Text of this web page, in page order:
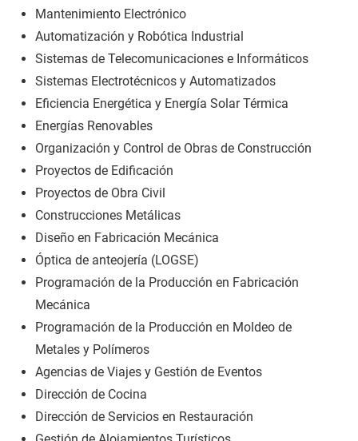
Mantenimiento Electrónico
Automatización y Robótica Industrial
Sistemas de Telecomunicaciones e Informáticos
Sistemas Electrotécnicos y Automatizados
Eficiencia Energética y Energía Solar Térmica
Energías Renovables
Organización y Control de Obras de Construcción
Proyectos de Edificación
Proyectos de Obra Civil
Construcciones Metálicas
Diseño en Fabricación Mecánica
Óptica de anteojería (LOGSE)
Programación de la Producción en Fabricación
Mecánica
Programación de la Producción en Moldeo de
Metales y Polímeros
Agencias de Viajes y Gestión de Eventos
Dirección de Cocina
Dirección de Servicios en Restauración